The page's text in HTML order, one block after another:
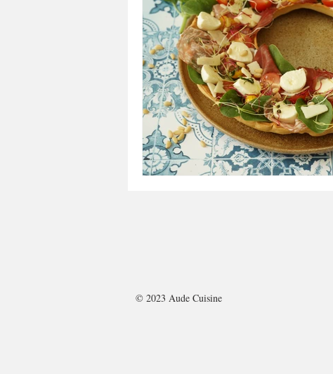
Mes gourmandises - plaisirs d'enfan
A tartiner Aux flocons d'avoine
Bouchées apéritives Bowlcakes
Crêpes, gaufres et pancakes Desserts
© 2023 Aude Cuisine